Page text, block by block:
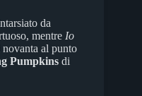
da
mentre Io
al punto
Pumpkins di